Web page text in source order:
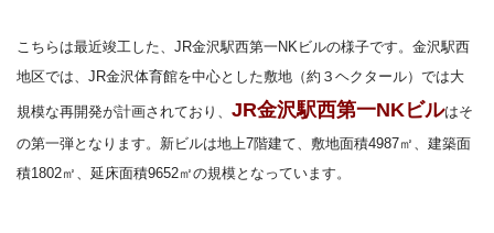
こちらは最近竣工した、JR金沢駅西第一NKビルの様子です。金沢駅西
地区では、 JR金沢体育館を中心とした敷地（約３ヘクタール）では大
規模な再開発が計画されており、 JR金沢駅西第一NKビルはそ
の第一弾となります。新ビルは地上7階建て、敷地面積4987㎡、建築面
積1802㎡、延床面積9652㎡の規模となっています。